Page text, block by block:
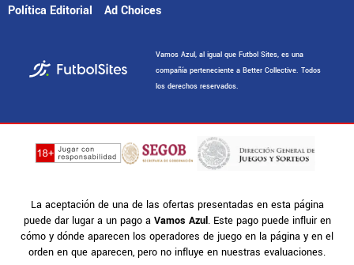
Política Editorial
Ad Choices
Vamos Azul, al igual que Futbol Sites, es una
compañía perteneciente a Better Collective. Todos
los derechos reservados.
La aceptación de una de las ofertas presentadas en esta página
puede dar lugar a un pago a Vamos Azul. Este pago puede influir en
cómo y dónde aparecen los operadores de juego en la página y en el
orden en que aparecen, pero no influye en nuestras evaluaciones.